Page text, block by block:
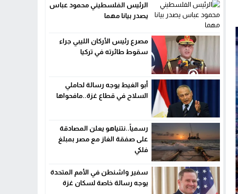
الرئيس الفلسطيني محمود عباس
يصدر بيانا مهما
مصرع رئيس الأركان الليبي جراء
سقوط طائرته في تركيا
أبو الغيط يوجه رسالة لحاملي
السلاح في قطاع غزة..مافحواها
رسمياً..نتنياهو يعلن المصادقة
على صفقة الغاز مع مصر بمبلغ
فلكي
سفير واشنطن في الأمم المتحدة
يوجه رسالة خاصة لسكان غزة